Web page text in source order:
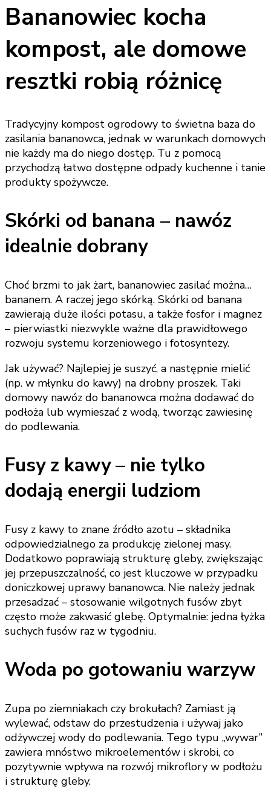
Bananowiec kocha
kompost, ale domowe
resztki robią różnicę
Tradycyjny kompost ogrodowy to świetna baza do
zasilania bananowca, jednak w warunkach domowych
nie każdy ma do niego dostęp. Tu z pomocą
przychodzą łatwo dostępne odpady kuchenne i tanie
produkty spożywcze.
Skórki od banana – nawóz
idealnie dobrany
Choć brzmi to jak żart, bananowiec zasilać można…
bananem. A raczej jego skórką. Skórki od banana
zawierają duże ilości potasu, a także fosfor i magnez
– pierwiastki niezwykle ważne dla prawidłowego
rozwoju systemu korzeniowego i fotosyntezy.
Jak używać? Najlepiej je suszyć, a następnie mielić
(np. w młynku do kawy) na drobny proszek. Taki
domowy nawóz do bananowca można dodawać do
podłoża lub wymieszać z wodą, tworząc zawiesinę
do podlewania.
Fusy z kawy – nie tylko
dodają energii ludziom
Fusy z kawy to znane źródło azotu – składnika
odpowiedzialnego za produkcję zielonej masy.
Dodatkowo poprawiają strukturę gleby, zwiększając
jej przepuszczalność, co jest kluczowe w przypadku
doniczkowej uprawy bananowca. Nie należy jednak
przesadzać – stosowanie wilgotnych fusów zbyt
często może zakwasić glebę. Optymalnie: jedna łyżka
suchych fusów raz w tygodniu.
Woda po gotowaniu warzyw
Zupa po ziemniakach czy brokułach? Zamiast ją
wylewać, odstaw do przestudzenia i używaj jako
odżywczej wody do podlewania. Tego typu „wywar”
zawiera mnóstwo mikroelementów i skrobi, co
pozytywnie wpływa na rozwój mikroflory w podłożu
i strukturę gleby.